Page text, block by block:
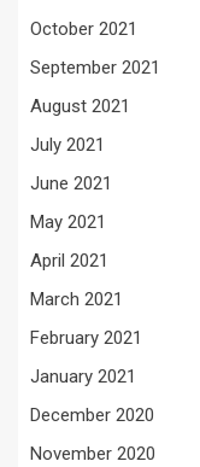
October 2021
September 2021
August 2021
July 2021
June 2021
May 2021
April 2021
March 2021
February 2021
January 2021
December 2020
November 2020